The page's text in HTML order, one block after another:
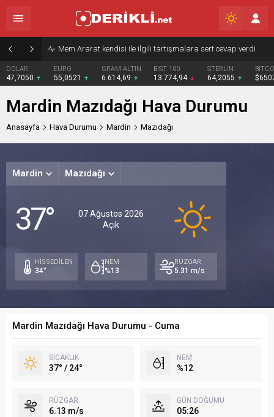
Mem Ararat kendisi ile ilgili tartışmalara sert cevap verdi
DOLAR
47,7050
EURO
55,0521
GRAM ALTIN
6.614,69
BIST 100
13.774,94
STERLİN
64,2055
Mardin Mazıdağı Hava Durumu
Anasayfa Hava Durumu Mardin Mazıdağı
Mardin Mazıdağı
37°
07 Ağustos 2026
Açık
HİSSEDİLEN
34°
NEM
%13
RÜZGAR
5.31 m/s
Mardin Mazıdağı Hava Durumu - Cuma
SICAKLIK
37° / 24°
NEM
%12
RÜZGAR
6.13 m/s
GÜN DOĞUMU
05:26